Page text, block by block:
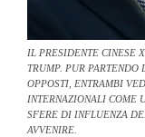
IL PRESIDENTE CINESE
TRUMP. PUR
OPPOSTI, ENTRAMBI
INTERNAZIONALI COME
SFERE DI INFLUENZA
AVVENIRE.